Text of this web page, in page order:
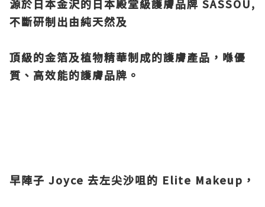
源於日本金沢的日本殿堂級護膚品牌 SASSOU,
不斷研制出由純天然及
頂級的金箔及植物精華制成的護膚產品，喺優
質、高效能的護膚品牌。
早陣子 Joyce 去左尖沙咀的 Elite Makeup，